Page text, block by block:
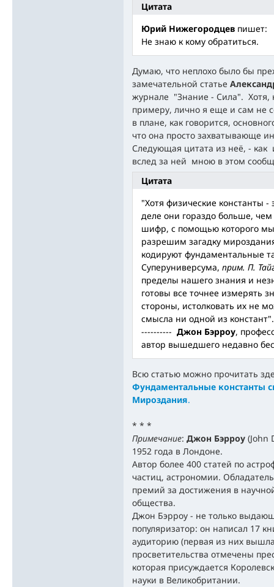
Цитата
Юрий Нижегородцев пишет:
Не знаю к кому обратиться.
Думаю, что неплохо было бы
замечательной статье
журнале "Знание - Сила". Хотя,
примеру, лично я еще и сам не
в плане, как говорится,
что она просто захватывающе
Следующая цитата из неё, -
вслед за ней мною в этом
Цитата
"Хотя физические константы
деле они гораздо больше,
шифр, с помощью которого
разрешим загадку
кодируют фундаментальные
Суперуниверсума, прим. П.
пределы нашего знания и
готовы все точнее измерять
стороны, истолковать их не
смысла ни одной из констант".
---------- Джон Бэрроу,
автор вышедшего недавно
Всю статью можно прочитать
Фундаментальные константы
Мироздания.
* * *
Примечание: Джон Бэрроу (John
1952 года в Лондоне.
Автор более 400 статей по
частиц, астрономии.
премий за достижения в
общества.
Джон Бэрроу - не только
популяризатор: он написал 17
аудиторию (первая из них вышла
просветительства отмечены
которая присуждается
науки в Великобритании.